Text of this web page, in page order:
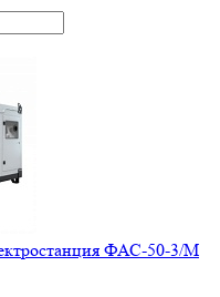
ФАС-50-3/М